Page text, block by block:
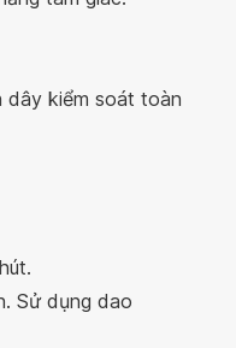
dây kiểm soát toàn
Sử dụng dao